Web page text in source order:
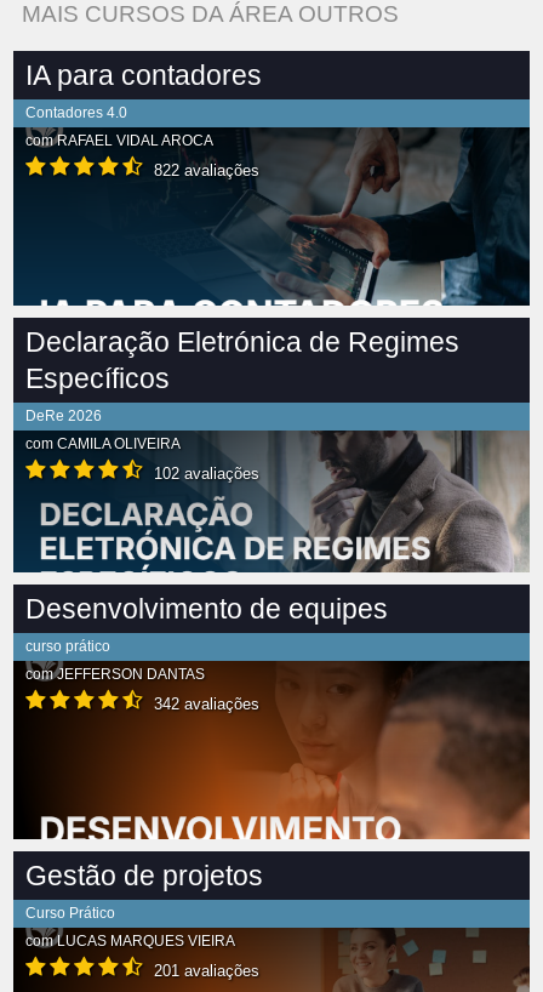
MAIS CURSOS DA ÁREA OUTROS
IA para contadores
Contadores 4.0
comRAFAEL VIDAL AROCA
822 avaliações
Declaração Eletrónica de Regimes
Específicos
DeRe 2026
com CAMILA OLIVEIRA
102 avaliações
Desenvolvimento de equipes
curso prático
comJEFFERSON DANTAS
342 avaliações
Gestão de projetos
Curso Prático
comLUCAS MARQUES VIEIRA
201 avaliações